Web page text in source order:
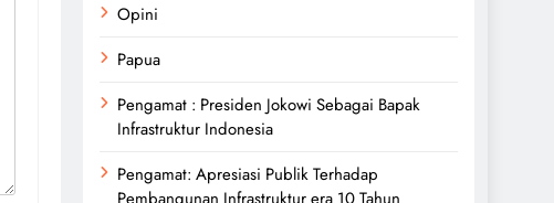
Opini
Papua
Pengamat : Presiden Jokowi Sebagai Bapak
Infrastruktur Indonesia
Pengamat: Apresiasi Publik Terhadap